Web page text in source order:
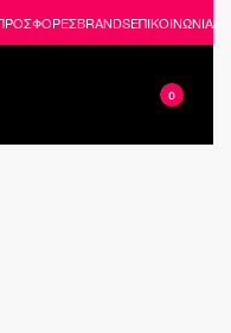
BRANDSΕΠΙΚΟΙΝΩΝΙΑ
0